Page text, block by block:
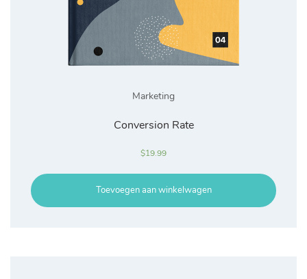
Marketing
Conversion Rate
$19.99
Toevoegen aan winkelwagen